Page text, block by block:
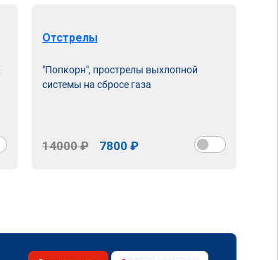
Отстрелы
"Попкорн", прострелы выхлопной
системы на сбросе газа
14000 ₽ 7800 ₽